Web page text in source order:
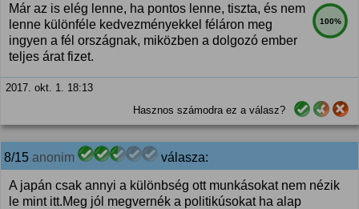
100%
Már az is elég lenne, ha pontos lenne, tiszta, és nem
lenne különféle kedvezményekkel féláron meg
ingyen a fél országnak, miközben a dolgozó ember
teljes árat fizet.
2017. okt. 1. 18:13
Hasznos számodra ez a válasz?
8/15 anonim válasza:
A japán csak annyi a különbség ott munkásokat nem nézik
le mint itt.Meg jól megvernék a politikúsokat ha alap